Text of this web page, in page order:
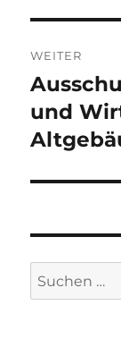
WEITER
Nächster
Beitrag:
und
Suchen
nach: